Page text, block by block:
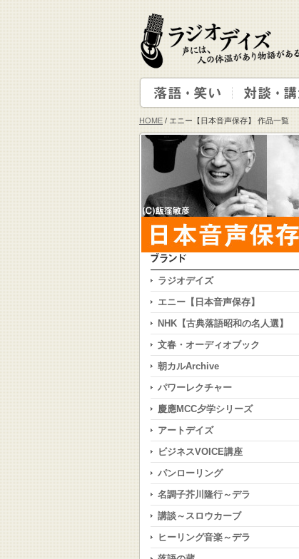
HOME / エニー【日本音声保存】 作品一覧
ラジオデイズ
エニー【日本音声保存】
NHK【古典落語昭和の名人選】
文春・オーディオブック
朝カルArchive
パワーレクチャー
慶應MCC夕学シリーズ
アートデイズ
ビジネスVOICE講座
パンローリング
名調子芥川隆行～デラ
講談～スロウカーブ
ヒーリング音楽～デラ